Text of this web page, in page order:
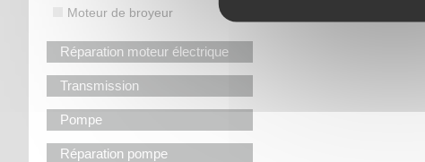
Moteur de broyeur
Réparation moteur électrique
Transmission
Pompe
Réparation pompe